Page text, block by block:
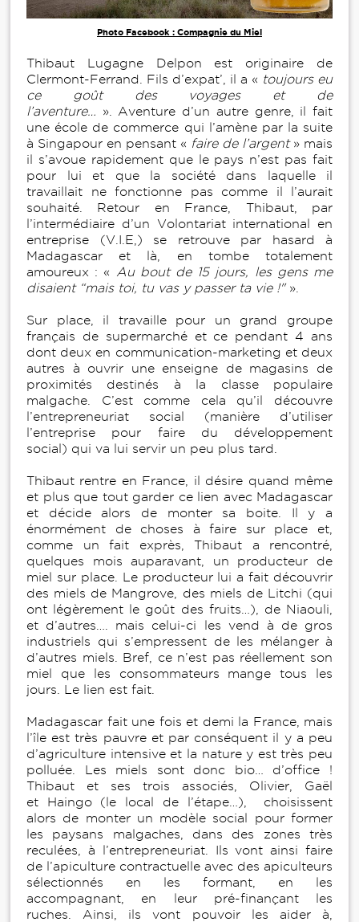
Photo Facebook : Compagnie du Miel
Thibaut Lugagne Delpon est originaire de
Clermont-Ferrand. Fils d’expat’, il a « toujours eu
ce goût des voyages et de
l’aventure… ». Aventure d’un autre genre, il fait
une école de commerce qui l’amène par la suite
à Singapour en pensant « faire de l’argent» mais
il s’avoue rapidement que le pays n’est pas fait
pour lui et que la société dans laquelle il
travaillait ne fonctionne pas comme il l’aurait
souhaité. Retour en France, Thibaut, par
l’intermédiaire d’un Volontariat international en
entreprise (V.I.E,) se retrouve par hasard à
Madagascar et là, en tombe totalement
amoureux : « Au bout de 15 jours, les gens me
disaient “mais toi, tu vas y passer ta vie !"».
Sur place, il travaille pour un grand groupe
français de supermarché et ce pendant 4 ans
dont deux en communication-marketing et deux
autres à ouvrir une enseigne de magasins de
proximités destinés à la classe populaire
malgache. C’est comme cela qu’il découvre
l’entrepreneuriat social (manière d’utiliser
l’entreprise pour faire du développement
social) qui va lui servir un peu plus tard.
Thibaut rentre en France, il désire quand même
et plus que tout garder ce lien avec Madagascar
et décide alors de monter sa boite. Il y a
énormément de choses à faire sur place et,
comme un fait exprès, Thibaut a rencontré,
quelques mois auparavant, un producteur de
miel sur place. Le producteur lui a fait découvrir
des miels de Mangrove, des miels de Litchi (qui
ont légèrement le goût des fruits…), de Niaouli,
et d’autres…. mais celui-ci les vend à de gros
industriels qui s’empressent de les mélanger à
d’autres miels. Bref, ce n’est pas réellement son
miel que les consommateurs mange tous les
jours. Le lien est fait.
Madagascar fait une fois et demi la France, mais
l’île est très pauvre et par conséquent il y a peu
d’agriculture intensive et la nature y est très peu
polluée. Les miels sont donc bio… d’office !
Thibaut et ses trois associés, Olivier, Gaël
et Haingo (le local de l’étape…), choisissent
alors de monter un modèle social pour former
les paysans malgaches, dans des zones très
reculées, à l’entrepreneuriat. Ils vont ainsi faire
de l’apiculture contractuelle avec des apiculteurs
sélectionnés en les formant, en les
accompagnant, en leur pré-finançant les
ruches. Ainsi, ils vont pouvoir les aider à,